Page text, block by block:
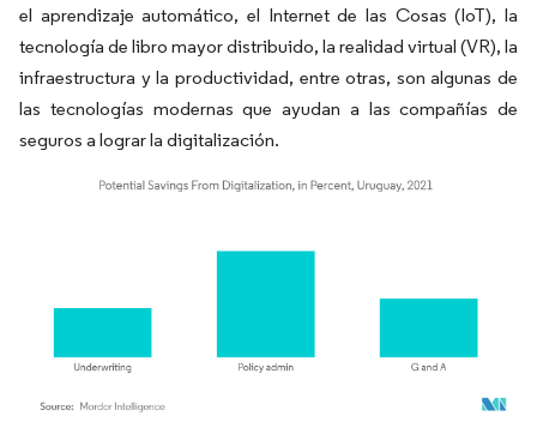
el aprendizaje automático, el Internet de las Cosas (IoT), la
tecnología de libro mayor distribuido, la realidad virtual (VR), la
infraestructura y la productividad, entre otras, son algunas de
las tecnologías modernas que ayudan a las compañías de
seguros a lograr la digitalización.